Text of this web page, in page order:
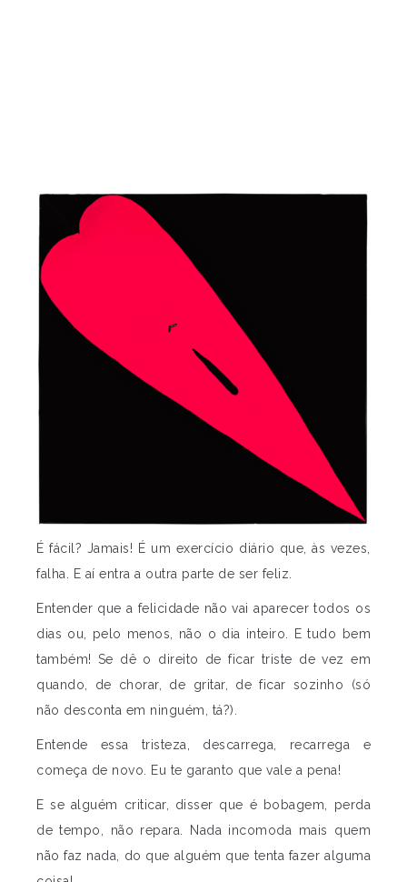
É fácil? Jamais! É um exercício diário que, às vezes,
falha. E aí entra a outra parte de ser feliz.
Entender que a felicidade não vai aparecer todos os
dias ou, pelo menos, não o dia inteiro. E tudo bem
também! Se dê o direito de ficar triste de vez em
quando, de chorar, de gritar, de ficar sozinho (só
não desconta em ninguém, tá?).
Entende essa tristeza, descarrega, recarrega e
começa de novo. Eu te garanto que vale a pena!
E se alguém criticar, disser que é bobagem, perda
de tempo, não repara. Nada incomoda mais quem
não faz nada, do que alguém que tenta fazer alguma